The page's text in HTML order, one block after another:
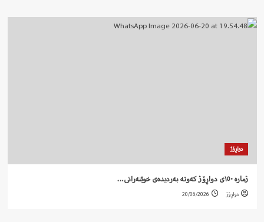
دواڕۆژ
ژمارە ١٥٠ی دواڕۆژ کەوتە بەردیدەی خوێنەرانی…
دواڕۆژ 20/06/2026